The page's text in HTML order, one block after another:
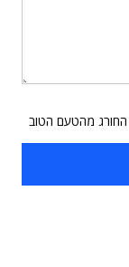
החורג מהטעם הטוב